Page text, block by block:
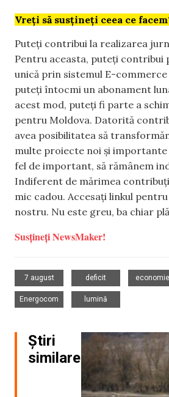
Vreți să susțineți ceea ce
Puteți contribui la realizarea
Pentru aceasta, puteți
unică prin sistemul E-commerce
puteți întocmi un abonament
acest mod, puteți fi parte a
pentru Moldova. Datorită
avea posibilitatea să
multe proiecte noi și importante
fel de important, să rămânem
Indiferent de mărimea
mic cadou. Accesați linkul
nostru. Nu este greu, ba chiar
Susțineți NewsMaker!
7 august
deficit
economie
Energocom
lumină
Știri
similare